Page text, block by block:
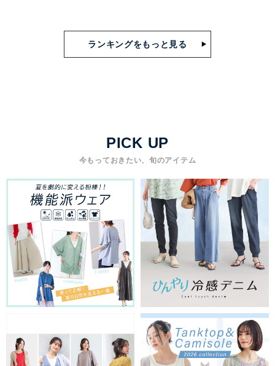
ランキングをもっと見る
PICK UP
今もっておきたい、旬のアイテム